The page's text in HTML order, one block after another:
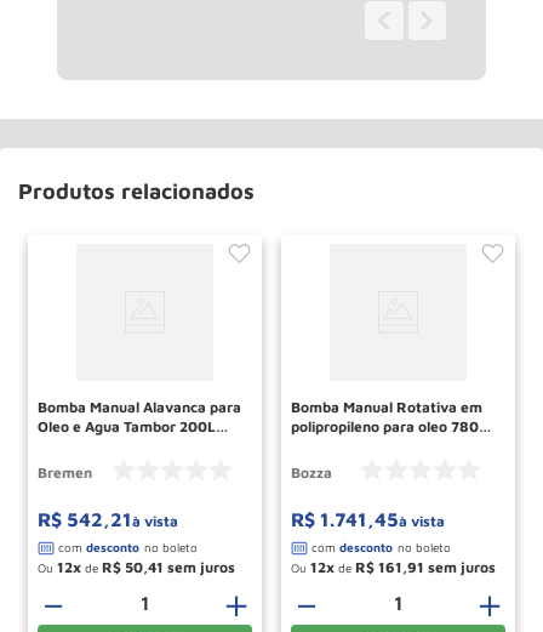
Produtos relacionados
Bomba Manual Alavanca para
Oleo e Agua Tambor 200L
Bremen
R$ 542,21à vista
Ou 12 de R$ 50 41
＋
－
Bomba Manual Rotativa em
polipropileno para oleo 7802-
Bozza
R$ 1.741 ,45à vista
Ou 12 de R$ 161 91
＋
－